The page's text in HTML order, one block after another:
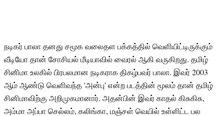
நடிகர் பாலா தனது சமூக வலைதள பக்கத்தில் வெளியிட்டிருக்கும்
வீடியோ தான் சோசியல் மீடியாவில் வைரல் ஆகி வருகிறது. தமிழ்
சினிமா உலகில் பிரபலமான நடிகராக திகழ்பவர் பாலா. இவர் 2003
ஆம் ஆண்டு வெளிவந்த 'அன்பு' என்ற படத்தின் மூலம் தான் தமிழ்
சினிமாவிற்கு அறிமுகமானார். அதன்பின் இவர் காதல் கிசுகிசு,
அம்மா அப்பா செல்லம், கலிங்கா, மஞ்சள் வெயில் உள்ளிட்ட பல